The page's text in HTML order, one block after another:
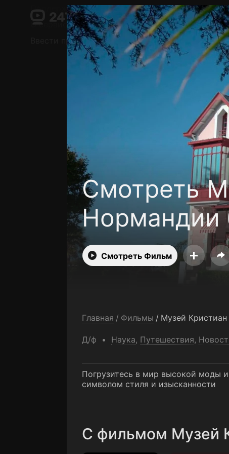
Смотреть
Нормандии
Смотреть Фильм
Главная / Фильмы / Музей
Д/ф Наука, Путешествия,
Погрузитесь в мир высокой моды и
символом стиля и изысканности
C фильмом Музей
Поддержка:support@24h.tv
О сервисе
Пользовательское соглашение
Ввести промокод
Установить на ТВ